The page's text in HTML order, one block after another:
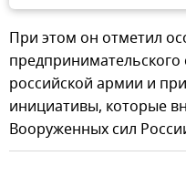
При этом он отметил
российской армии и
инициативы, которые
Вооруженных сил